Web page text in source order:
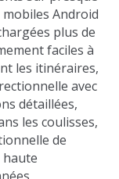
Android
plus de
faciles à
les itinéraires,
avec
détaillées,
les coulisses,
de
haute